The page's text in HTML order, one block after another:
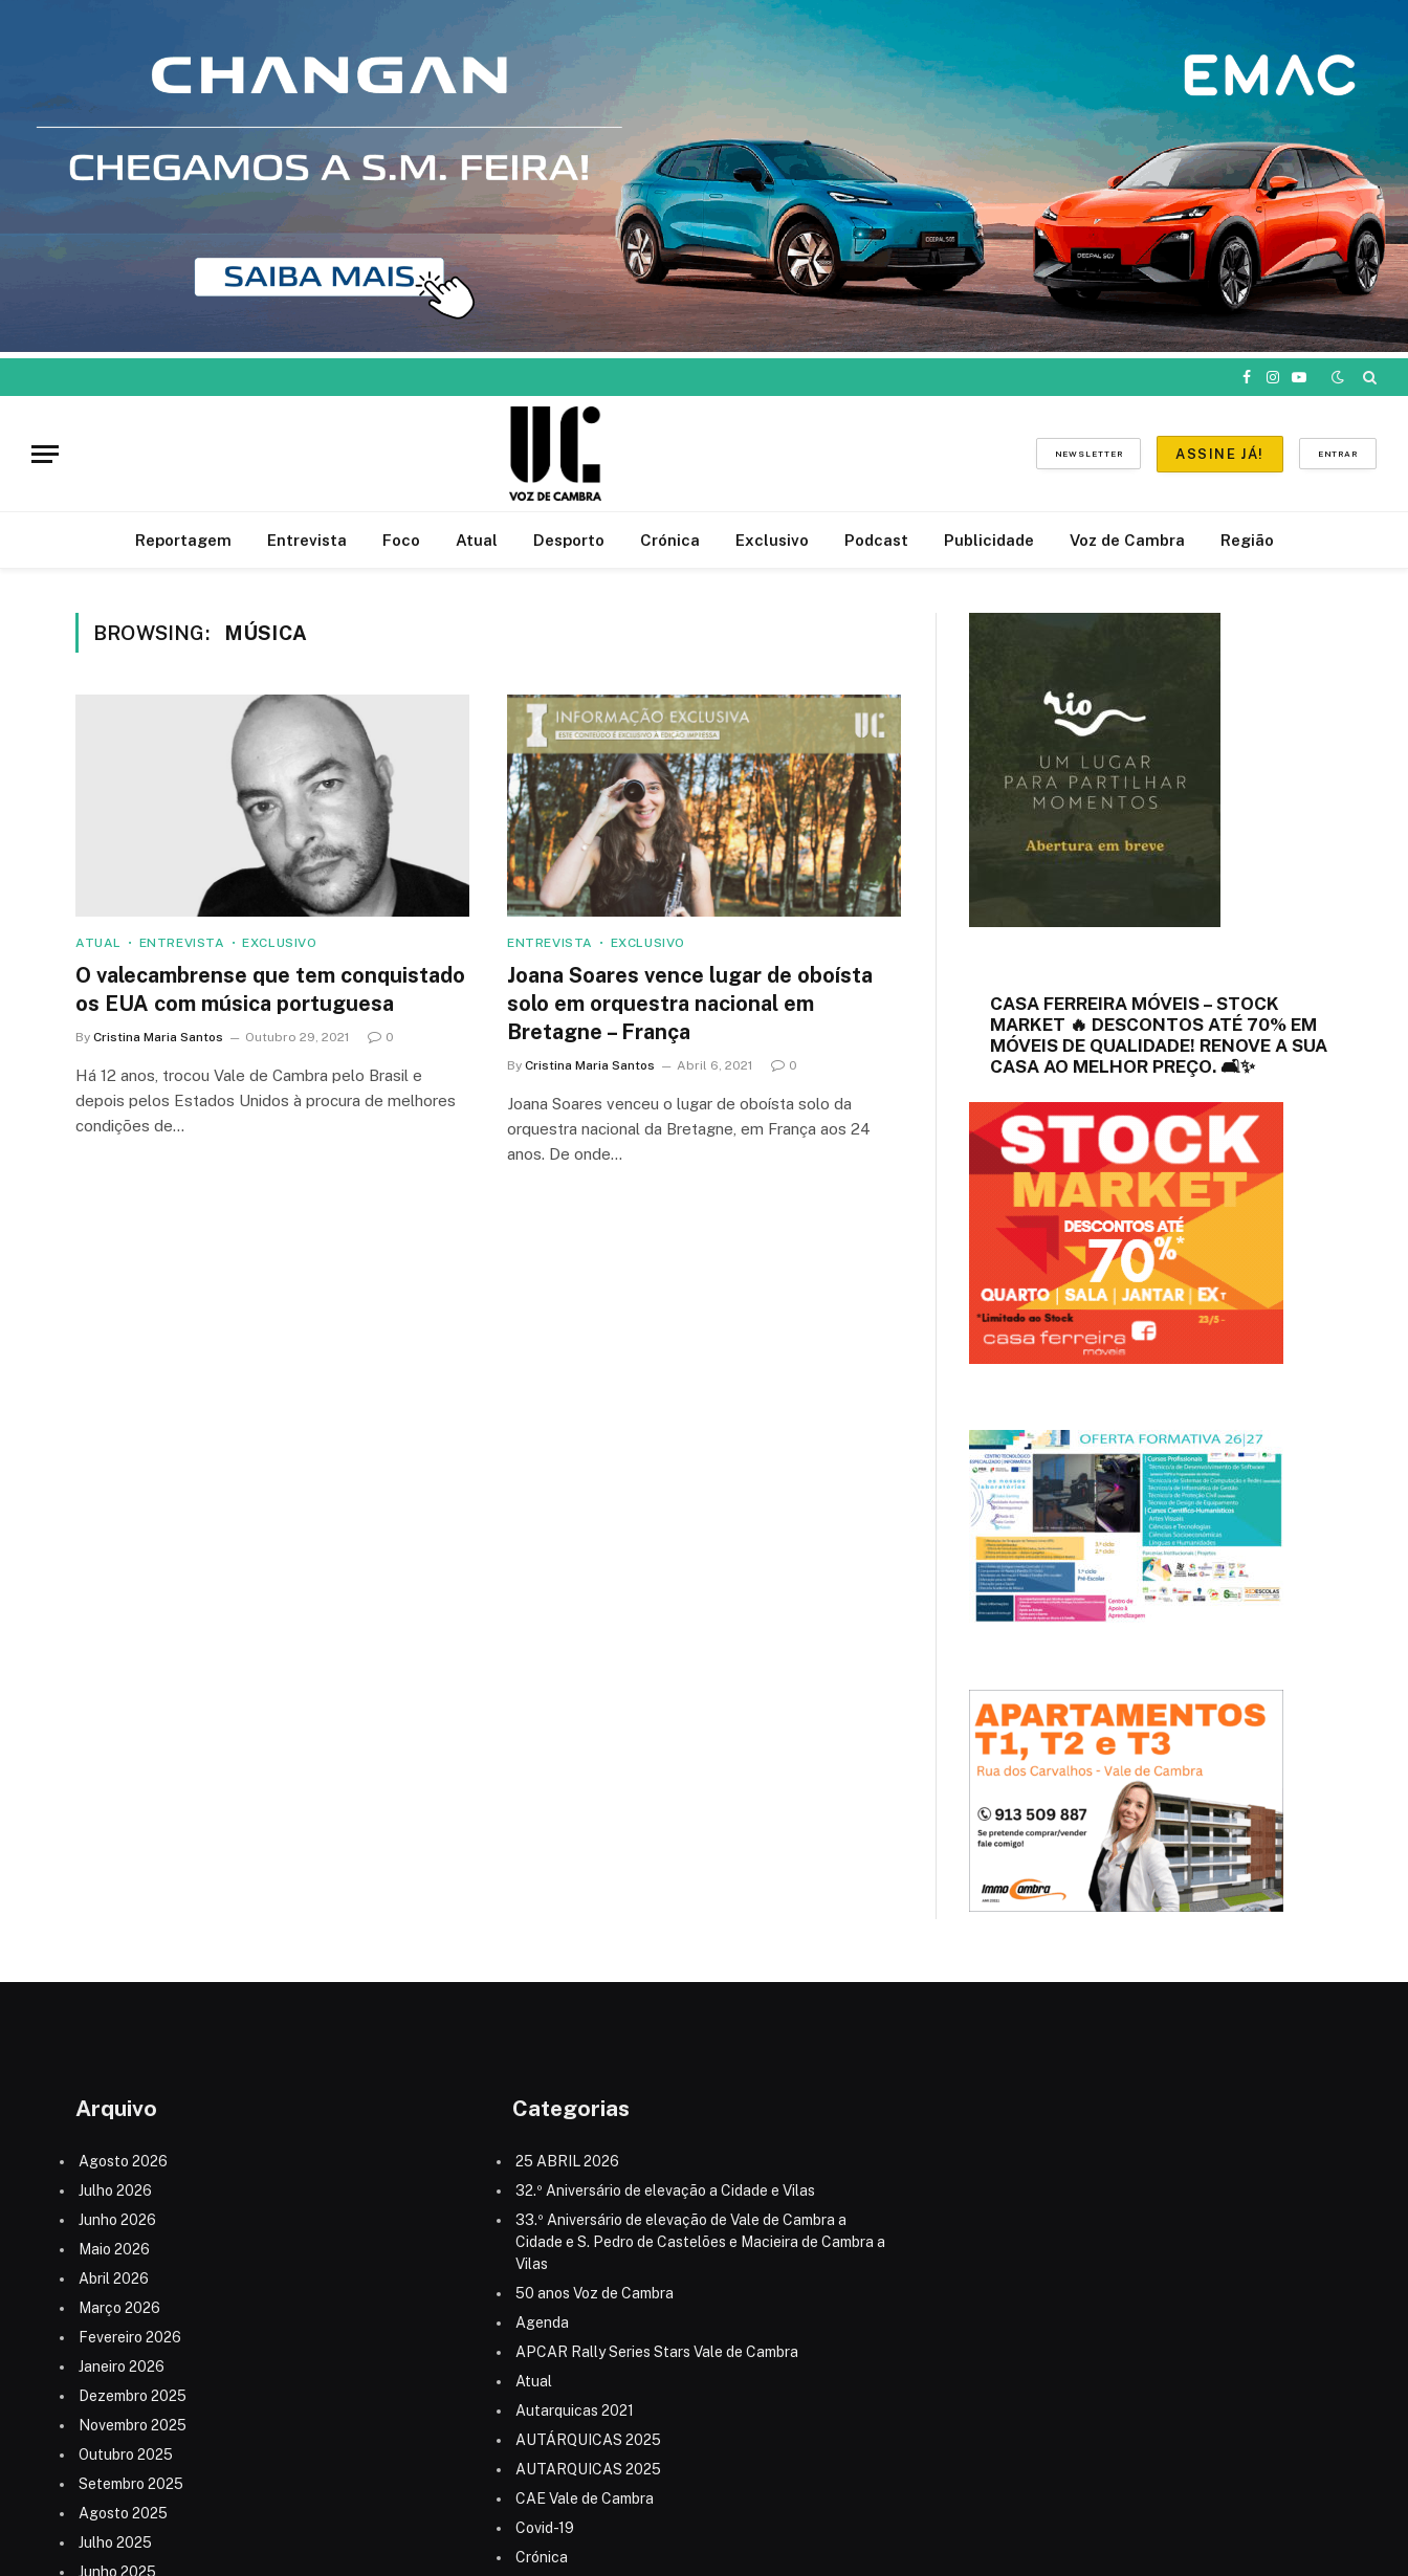
Facebook
Instagram
YouTube
NEWSLETTER ASSINE JÁ! ENTRAR
Reportagem Entrevista Foco Atual Desporto Crónica Exclusivo Podcast Publicidade Voz de Cambra Região
BROWSING: MÚSICA
ATUAL ENTREVISTA EXCLUSIVO
O valecambrense que tem conquistado
os EUA com música portuguesa
By Cristina Maria Santos Outubro 29, 2021 0
Há 12 anos, trocou Vale de Cambra pelo Brasil e
depois pelos Estados Unidos à procura de melhores
condições de…
ENTREVISTA EXCLUSIVO
Joana Soares vence lugar de oboísta
solo em orquestra nacional em
Bretagne – França
By Cristina Maria Santos Abril 6, 2021 0
Joana Soares venceu o lugar de oboísta solo da
orquestra nacional da Bretagne, em França aos 24
anos. De onde…
CASA FERREIRA MÓVEIS – STOCK
MARKET 🔥 DESCONTOS ATÉ 70% EM
MÓVEIS DE QUALIDADE! RENOVE A SUA
CASA AO MELHOR PREÇO. 🛋️✨
Arquivo
Agosto 2026
Julho 2026
Junho 2026
Maio 2026
Abril 2026
Março 2026
Fevereiro 2026
Janeiro 2026
Dezembro 2025
Novembro 2025
Outubro 2025
Setembro 2025
Agosto 2025
Julho 2025
Junho 2025
Categorias
25 ABRIL 2026
32.º Aniversário de elevação a Cidade e Vilas
33.º Aniversário de elevação de Vale de Cambra a
Cidade e S. Pedro de Castelões e Macieira de Cambra a
Vilas
50 anos Voz de Cambra
Agenda
APCAR Rally Series Stars Vale de Cambra
Atual
Autarquicas 2021
AUTÁRQUICAS 2025
AUTARQUICAS 2025
CAE Vale de Cambra
Covid-19
Crónica